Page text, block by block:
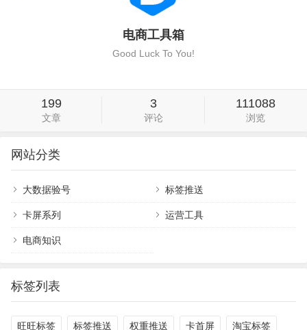
电商工具箱
Good Luck To You!
199
文章
3
评论
111088
浏览
网站分类
大数据验号 标签推送
卡屏系列 运营工具
电商知识
标签列表
旺旺标签 标签推送 权重推送 卡首屏 淘宝标签